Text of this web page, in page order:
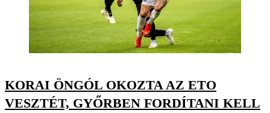
KORAI ÖNGÓL OKOZTA AZ ETO
VESZTÉT, GYŐRBEN FORDÍTANI KELL